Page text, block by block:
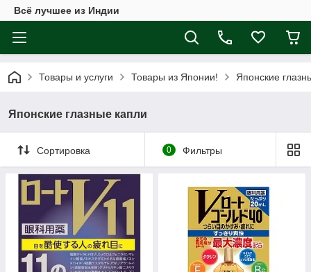
Всё лучшее из Индии
Товары и услуги Товары из Японии! Японские
Японские глазные капли
Сортировка 0 Фильтры